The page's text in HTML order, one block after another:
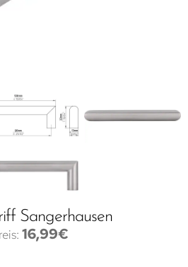
Sangerhausen
16,99€